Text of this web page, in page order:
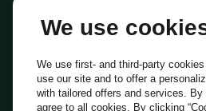
Everli Shoppers
About Us
Everli News
Domande frequenti
Lavora con noi
Diventa Shopper
We use
We use first- and third-party
use our site and to offer a
with tailored offers and services. By
agree to all cookies. By clicking